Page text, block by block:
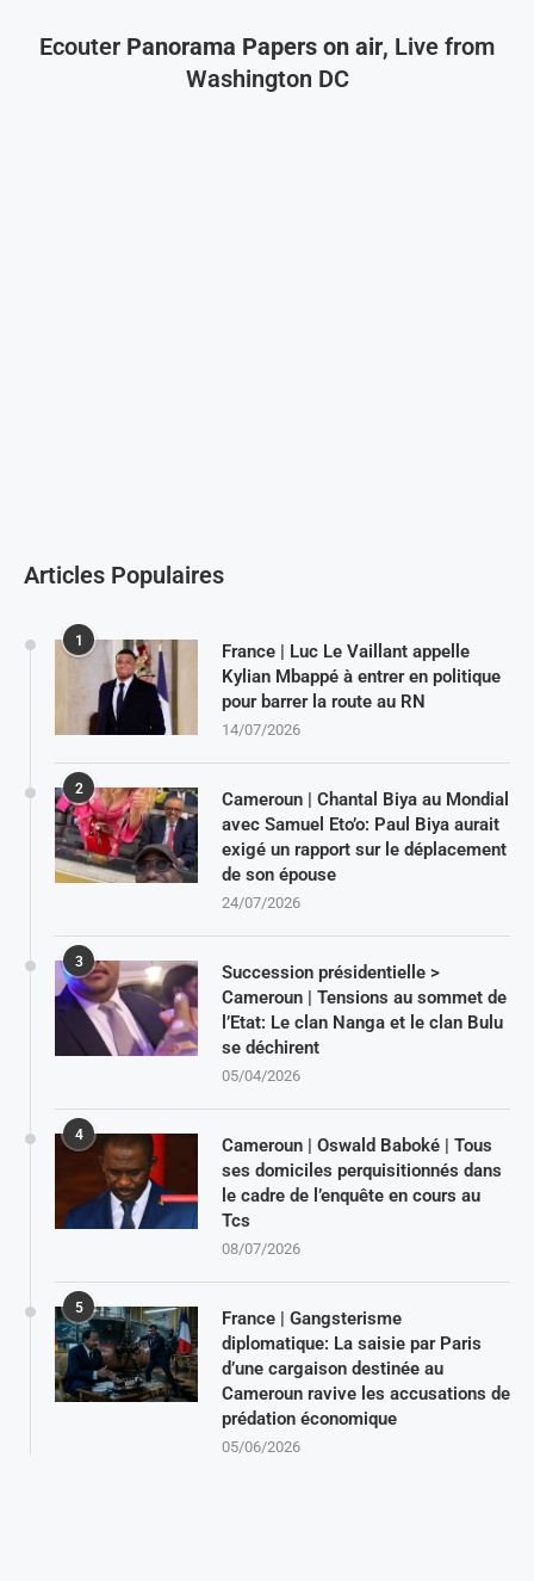
Ecouter Panorama Papers on air, Live from
Washington DC
Articles Populaires
1
France | Luc Le Vaillant appelle
Kylian Mbappé à entrer en politique
pour barrer la route au RN
14/07/2026
2
Cameroun | Chantal Biya au Mondial
avec Samuel Eto’o: Paul Biya aurait
exigé un rapport sur le déplacement
de son épouse
24/07/2026
3
Succession présidentielle >
Cameroun | Tensions au sommet de
l’Etat: Le clan Nanga et le clan Bulu
se déchirent
05/04/2026
4
Cameroun | Oswald Baboké | Tous
ses domiciles perquisitionnés dans
le cadre de l’enquête en cours au
Tcs
08/07/2026
5
France | Gangsterisme
diplomatique: La saisie par Paris
d’une cargaison destinée au
Cameroun ravive les accusations de
prédation économique
05/06/2026